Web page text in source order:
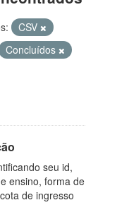
CSV
Concluídos
seu id,
ensino, forma de
de ingresso